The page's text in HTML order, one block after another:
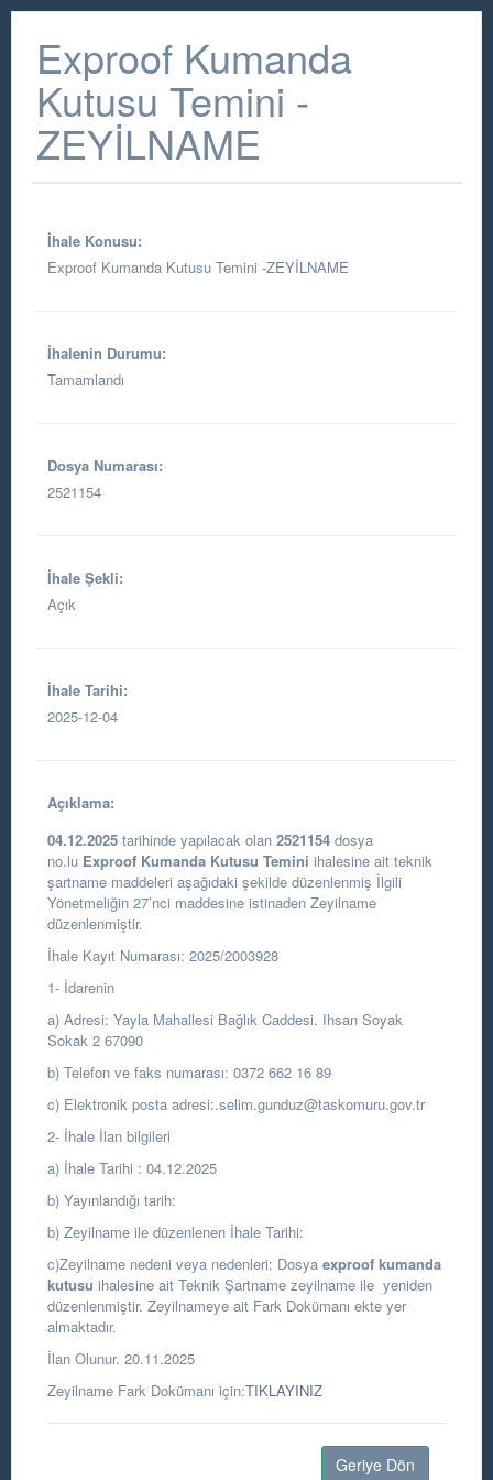
Exproof Kumanda
Kutusu Temini -
ZEYİLNAME
İhale Konusu:
Exproof Kumanda Kutusu Temini -ZEYİLNAME
İhalenin Durumu:
Tamamlandı
Dosya Numarası:
2521154
İhale Şekli:
Açık
İhale Tarihi:
2025-12-04
Açıklama:
04.12.2025 tarihinde yapılacak olan 2521154 dosya
no.lu Exproof Kumanda Kutusu Temini ihalesine ait teknik
şartname maddeleri aşağıdaki şekilde düzenlenmiş İlgili
Yönetmeliğin 27’nci maddesine istinaden Zeyilname
düzenlenmiştir.
İhale Kayıt Numarası: 2025/2003928
1- İdarenin
a) Adresi: Yayla Mahallesi Bağlık Caddesi. Ihsan Soyak
Sokak 2 67090
b) Telefon ve faks numarası: 0372 662 16 89
c) Elektronik posta adresi:.selim.gunduz@taskomuru.gov.tr
2- İhale İlan bilgileri
a) İhale Tarihi : 04.12.2025
b) Yayınlandığı tarih:
b) Zeyilname ile düzenlenen İhale Tarihi:
c)Zeyilname nedeni veya nedenleri: Dosya exproof kumanda
kutusu ihalesine ait Teknik Şartname zeyilname ile yeniden
düzenlenmiştir. Zeyilnameye ait Fark Dokümanı ekte yer
almaktadır.
İlan Olunur. 20.11.2025
Zeyilname Fark Dokümanı için:TIKLAYINIZ
Geriye Dön